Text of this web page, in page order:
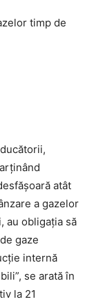
timp de
atât
a gazelor
au obligaţia să
gaze
internă
se arată în
la 21